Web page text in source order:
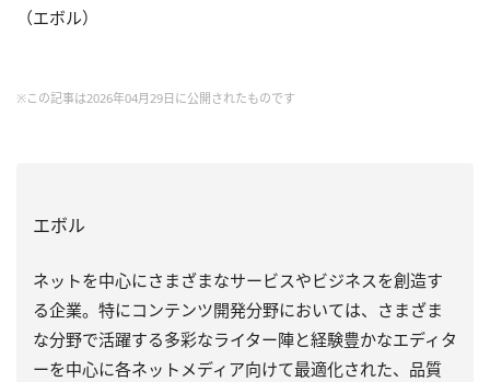
（エボル）
※この記事は2026年04月29日に公開されたものです
エボル
ネットを中心にさまざまなサービスやビジネスを創造す
る企業。特にコンテンツ開発分野においては、さまざま
な分野で活躍する多彩なライター陣と経験豊かなエディタ
ーを中心に各ネットメディア向けて最適化された、品質